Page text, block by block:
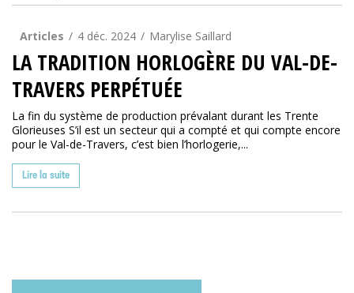
Articles 4 déc. 2024 Marylise Saillard
LA TRADITION HORLOGÈRE DU VAL-DE-
TRAVERS PERPÉTUÉE
La fin du système de production prévalant durant les Trente
Glorieuses S’il est un secteur qui a compté et qui compte encore
pour le Val-de-Travers, c’est bien l’horlogerie,...
Lire la suite